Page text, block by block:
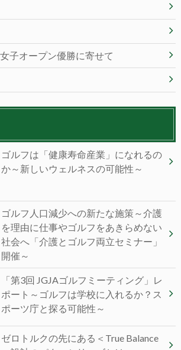
子オープン優勝に寄せて
ゴルフは「健康寿命産業」になれるの
か～新しいウェルネスの可能性～
ゴルフ人口減少への新たな施策～介護
を理由に仕事やゴルフをあきらめない
社会へ「介護とゴルフ両立セミナー」
開催～
「第3回 JGJAゴルフミーティング」レ
ポート～ゴルフは学校に入れるか？ス
ポーツ庁と探る可能性～
ゼロトルクの先にある＜True Balance